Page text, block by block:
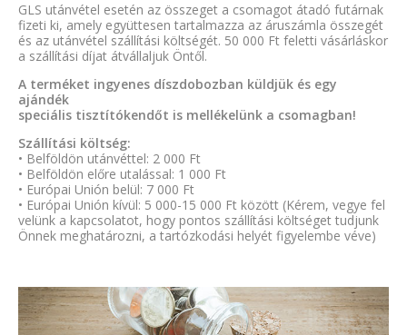
GLS utánvétel esetén az összeget a csomagot átadó futárnak
fizeti ki, amely együttesen tartalmazza az áruszámla összegét
és az utánvétel szállítási költségét. 50 000 Ft feletti vásárláskor
a szállítási díjat átvállaljuk Öntől.
A terméket ingyenes díszdobozban küldjük és egy
ajándék
speciális tisztítókendőt is mellékelünk a csomagban!
Szállítási költség:
• Belföldön utánvéttel: 2 000 Ft
• Belföldön előre utalással: 1 000 Ft
• Európai Unión belül: 7 000 Ft
• Európai Unión kívül: 5 000-15 000 Ft között (Kérem, vegye fel
velünk a kapcsolatot, hogy pontos szállítási költséget tudjunk
Önnek meghatározni, a tartózkodási helyét figyelembe véve)